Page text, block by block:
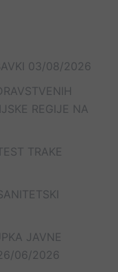
03/08/2026
REGIJE NA
TRAKE
JAVNE
06/2026